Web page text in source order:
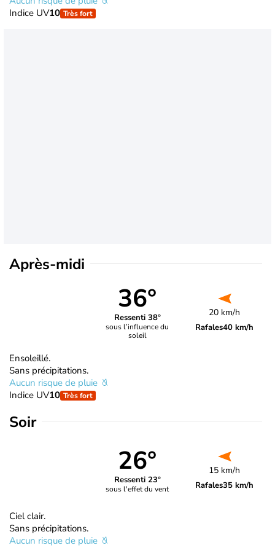
Indice UV10 Très fort
Après-midi
36°
Ressenti 38°
sous l’influence du
soleil
20 km/h
Rafales40 km/h
Ensoleillé.
Sans précipitations.
Aucun risque de pluie
Indice UV10 Très fort
Soir
26°
Ressenti 23°
sous l'effet du vent
15 km/h
Rafales35 km/h
Ciel clair.
Sans précipitations.
Aucun risque de pluie